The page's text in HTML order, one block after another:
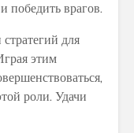
победить врагов.
для
этим
роли. Удачи